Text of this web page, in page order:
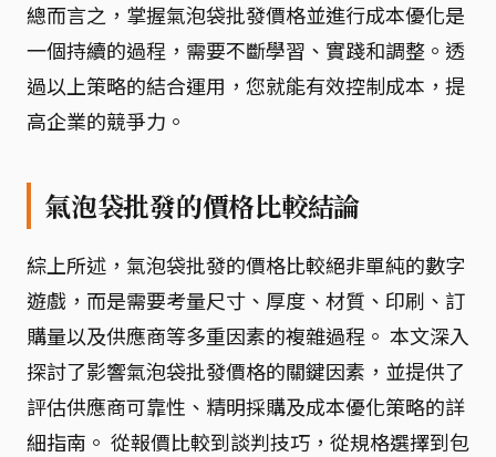
總而言之，掌握氣泡袋批發價格並進行成本優化是
一個持續的過程，需要不斷學習、實踐和調整。透
過以上策略的結合運用，您就能有效控制成本，提
高企業的競爭力。
氣泡袋批發的價格比較結論
綜上所述，氣泡袋批發的價格比較絕非單純的數字
遊戲，而是需要考量尺寸、厚度、材質、印刷、訂
購量以及供應商等多重因素的複雜過程。 本文深入
探討了影響氣泡袋批發價格的關鍵因素，並提供了
評估供應商可靠性、精明採購及成本優化策略的詳
細指南。 從報價比較到談判技巧，從規格選擇到包